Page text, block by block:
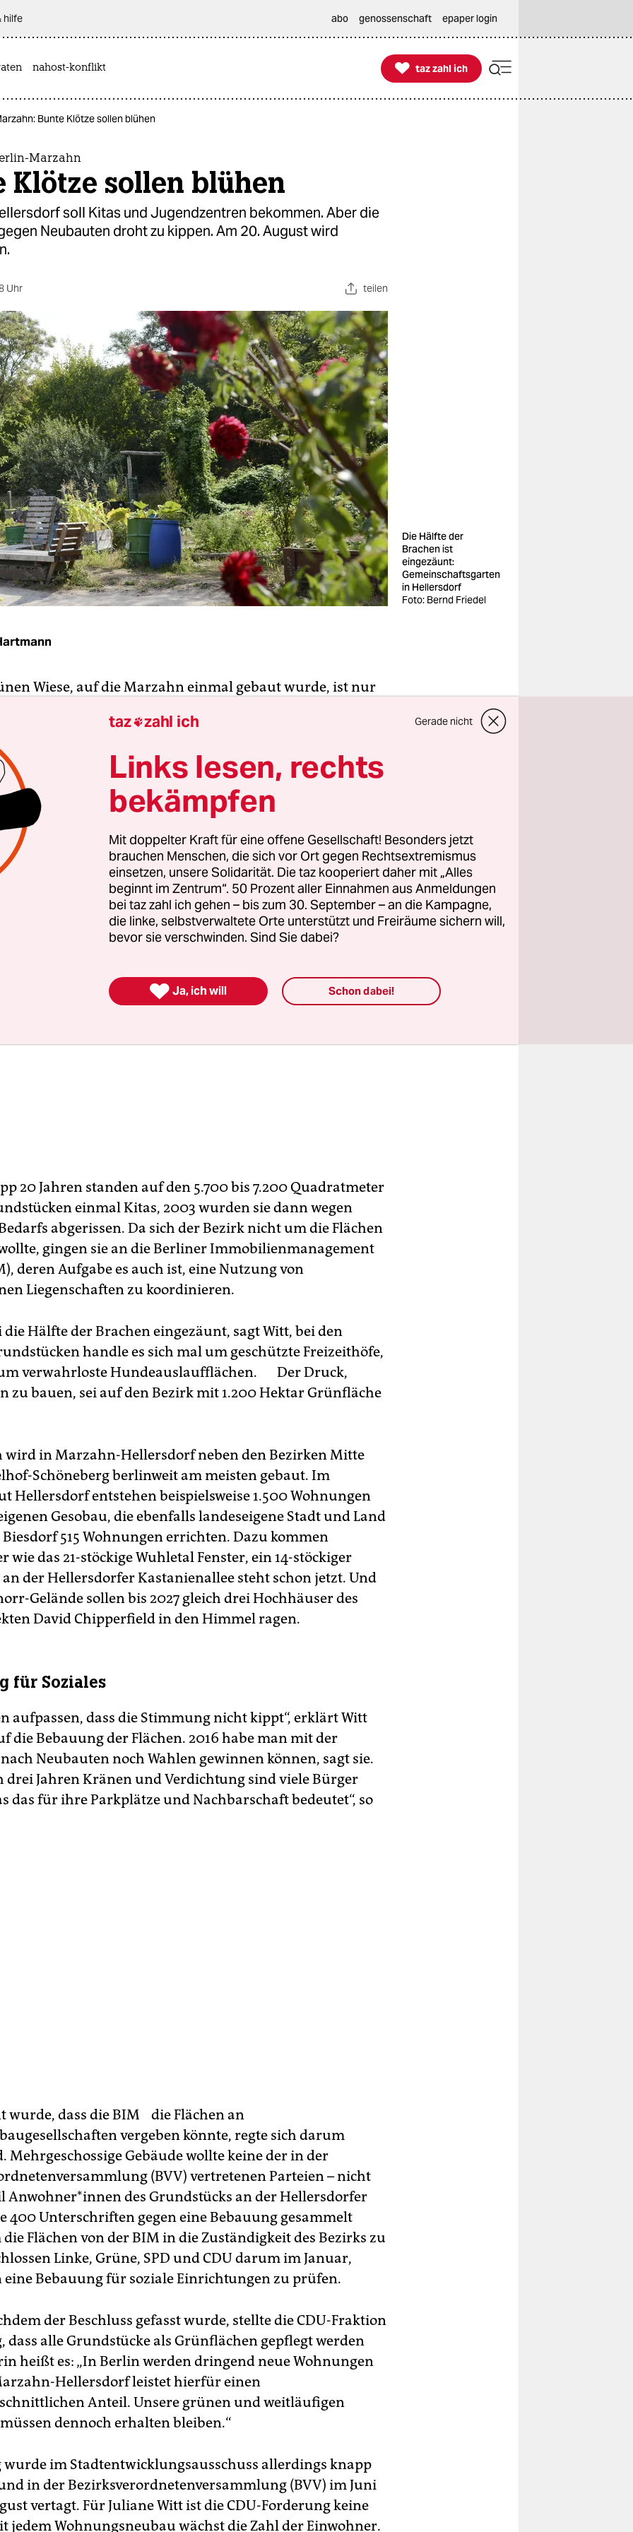
hilfe abo genossenschaft epaper login
nahost-konflikt 
taz zahl ich
taz zahl ich
Bunte Klötze sollen blühen
Marzahn
Klötze sollen blühen
soll Kitas und Jugendzentren bekommen. Aber die
Neubauten droht zu kippen. Am 20. August wird
Uhr teilen
Die Hälfte der
Brachen ist
eingezäunt:
Gemeinschaftsgarten
in Hellersdorf
Foto: Bernd Friedel
Wiese, auf die Marzahn einmal gebaut wurde, ist nur
aus Sträuchern und Bäumen herangewachsen. „Wenn
Immobilienmanagement GmbH schneller gewesen wäre,
einigen Flächen bald sechsgeschossige Gebäude“, mahnt
(Linke), die als Bezirksstadträtin unter anderem für
Gebäudemanagement verantwortlich ist.
sieben verwilderte Grundstücke in Marzahn und
die als Höfe zwischen Wohnhäusern liegen. Ihre mögliche
im Bezirk für viel Diskussion.
20 Jahren standen auf den 5.700 bis 7.200 Quadratmeter
einmal Kitas, 2003 wurden sie dann wegen
abgerissen. Da sich der Bezirk nicht um die Flächen
gingen sie an die Berliner Immobilienmanagement
deren Aufgabe es auch ist, eine Nutzung von
Liegenschaften zu koordinieren.
die Hälfte der Brachen eingezäunt, sagt Witt, bei den
handle es sich mal um geschützte Freizeithöfe,
verwahrloste Hundeauslaufflächen. Der Druck,
zu bauen, sei auf den Bezirk mit 1.200 Hektar Grünfläche
wird in Marzahn-Hellersdorf neben den Bezirken Mitte
Schöneberg berlinweit am meisten gebaut. Im
Hellersdorf entstehen beispielsweise 1.500 Wohnungen
Gesobau, die ebenfalls landeseigene Stadt und Land
515 Wohnungen errichten. Dazu kommen
wie das 21-stöckige Wuhletal Fenster, ein 14-stöckiger
der Hellersdorfer Kastanienallee steht schon jetzt. Und
Gelände sollen bis 2027 gleich drei Hochhäuser des
David Chipperfield in den Himmel ragen.
für Soziales
aufpassen, dass die Stimmung nicht kippt“, erklärt Witt
die Bebauung der Flächen. 2016 habe man mit der
Neubauten noch Wahlen gewinnen können, sagt sie.
drei Jahren Kränen und Verdichtung sind viele Bürger
das für ihre Parkplätze und Nachbarschaft bedeutet“, so
wurde, dass die BIM die Flächen an
vergeben könnte, regte sich darum
Mehrgeschossige Gebäude wollte keine der in der
(BVV) vertretenen Parteien – nicht
Anwohner*innen des Grundstücks an der Hellersdorfer
400 Unterschriften gegen eine Bebauung gesammelt
Flächen von der BIM in die Zuständigkeit des Bezirks zu
Linke, Grüne, SPD und CDU darum im Januar,
eine Bebauung für soziale Einrichtungen zu prüfen.
der Beschluss gefasst wurde, stellte die CDU-Fraktion
dass alle Grundstücke als Grünflächen gepflegt werden
heißt es: „In Berlin werden dringend neue Wohnungen
Hellersdorf leistet hierfür einen
Anteil. Unsere grünen und weitläufigen
dennoch erhalten bleiben.“
wurde im Stadtentwicklungsausschuss allerdings knapp
in der Bezirksverordnetenversammlung (BVV) im Juni
vertagt. Für Juliane Witt ist die CDU-Forderung keine
jedem Wohnungsneubau wächst die Zahl der Einwohner.
taz zahl ich Gerade nicht
Links lesen, rechts
bekämpfen
Mit doppelter Kraft für eine offene Gesellschaft! Besonders jetzt
brauchen Menschen, die sich vor Ort gegen Rechtsextremismus
einsetzen, unsere Solidarität. Die taz kooperiert daher mit „Alles
beginnt im Zentrum“. 50 Prozent aller Einnahmen aus Anmeldungen
bei taz zahl ich gehen – bis zum 30. September – an die Kampagne,
die linke, selbstverwaltete Orte unterstützt und Freiräume sichern will,
bevor sie verschwinden. Sind Sie dabei?
 Ja, ich will Schon dabei!